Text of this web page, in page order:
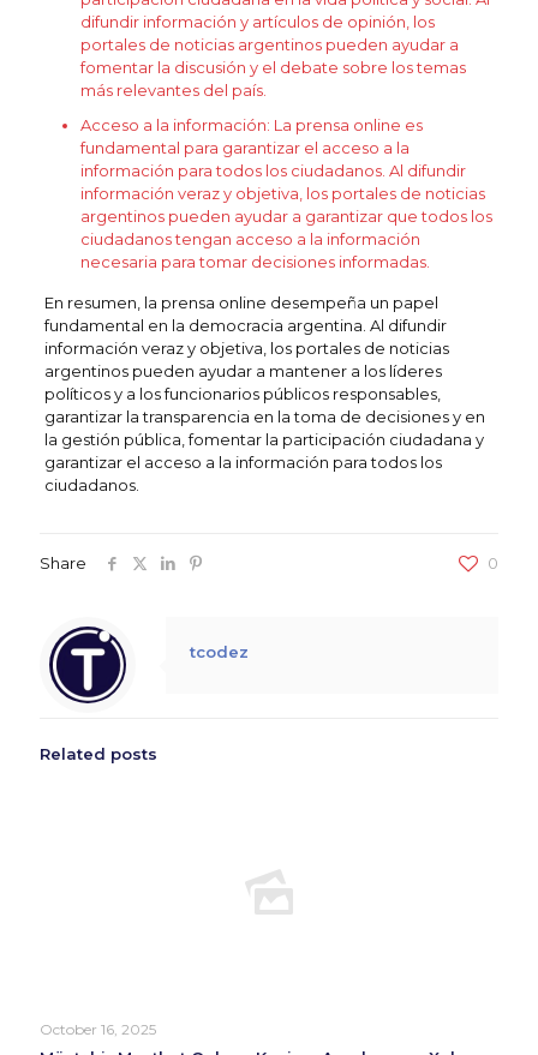
difundir información y artículos de opinión, los
portales de noticias argentinos pueden ayudar a
fomentar la discusión y el debate sobre los temas
más relevantes del país.
Acceso a la información: La prensa online es
fundamental para garantizar el acceso a la
información para todos los ciudadanos. Al difundir
información veraz y objetiva, los portales de noticias
argentinos pueden ayudar a garantizar que todos los
ciudadanos tengan acceso a la información
necesaria para tomar decisiones informadas.
En resumen, la prensa online desempeña un papel
fundamental en la democracia argentina. Al difundir
información veraz y objetiva, los portales de noticias
argentinos pueden ayudar a mantener a los líderes
políticos y a los funcionarios públicos responsables,
garantizar la transparencia en la toma de decisiones y en
la gestión pública, fomentar la participación ciudadana y
garantizar el acceso a la información para todos los
ciudadanos.
Share 0
tcodez
Related posts
October 16, 2025